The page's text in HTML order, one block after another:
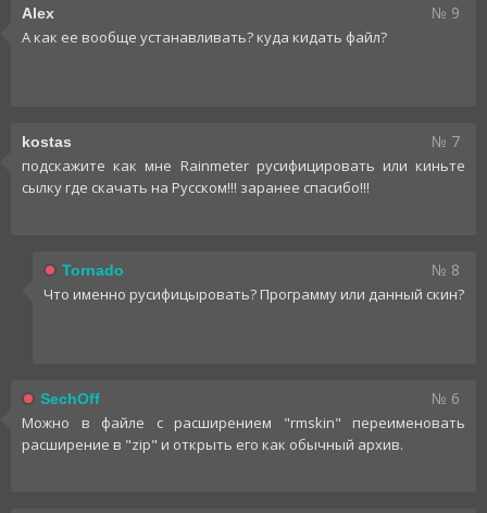
Alex № 9
А как ее вообще устанавливать? куда кидать файл?
kostas № 7
подскажите как мне Rainmeter русифицировать или киньте
сылку где скачать на Русском!!! заранее спасибо!!!
Tornado № 8
Что именно русифицыровать? Программу или данный скин?
SechOff № 6
Можно в файле с расширением "rmskin" переименовать
расширение в "zip" и открыть его как обычный архив.